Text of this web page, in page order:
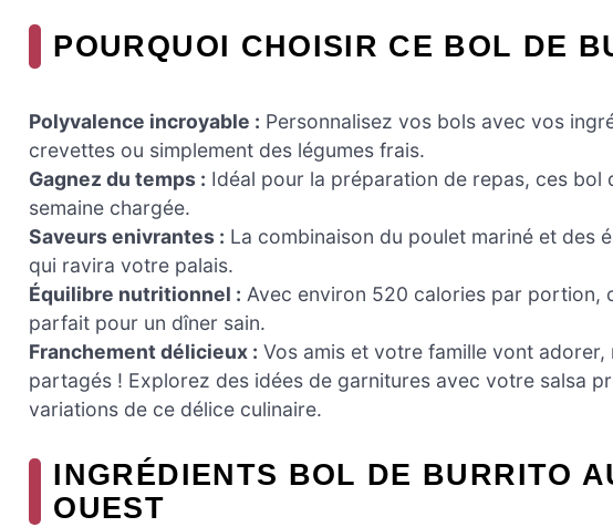
POURQUOI CHOISIR CE BOL DE
Polyvalence incroyable : Personnalisez vos bols avec vos
crevettes ou simplement des légumes frais.
Gagnez du temps : Idéal pour la préparation de repas, ces bol
semaine chargée.
Saveurs enivrantes : La combinaison du poulet mariné et des
qui ravira votre palais.
Équilibre nutritionnel : Avec environ 520 calories par portion,
parfait pour un dîner sain.
Franchement délicieux : Vos amis et votre famille vont
partagés ! Explorez des idées de garnitures avec votre salsa
variations de ce délice culinaire.
INGRÉDIENTS BOL DE BURRITO
OUEST